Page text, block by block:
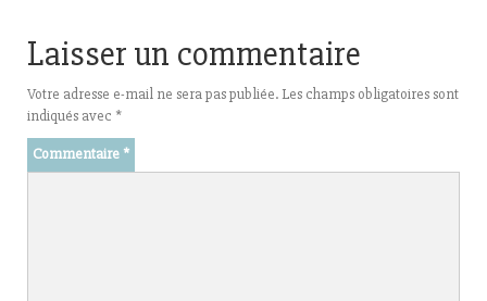
Laisser un commentaire
Votre adresse e-mail ne sera pas publiée. Les champs obligatoires sont
indiqués avec *
Commentaire *